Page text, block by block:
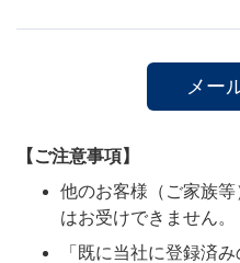
【ご注意事項】
他のお客様（ご家族
はお受けできません。
「既に当社に登録済